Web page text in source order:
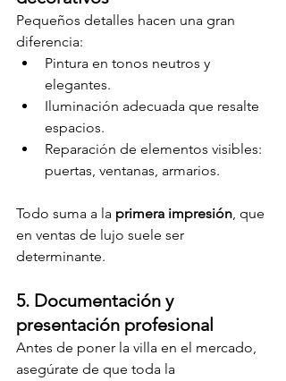
Pequeños detalles hacen una gran
diferencia:
Pintura en tonos neutros y
elegantes.
Iluminación adecuada que resalte
espacios.
Reparación de elementos visibles:
puertas, ventanas, armarios.
Todo suma a la primera impresión, que
en ventas de lujo suele ser
determinante.
5. Documentación y
presentación profesional
Antes de poner la villa en el mercado,
asegúrate de que toda la